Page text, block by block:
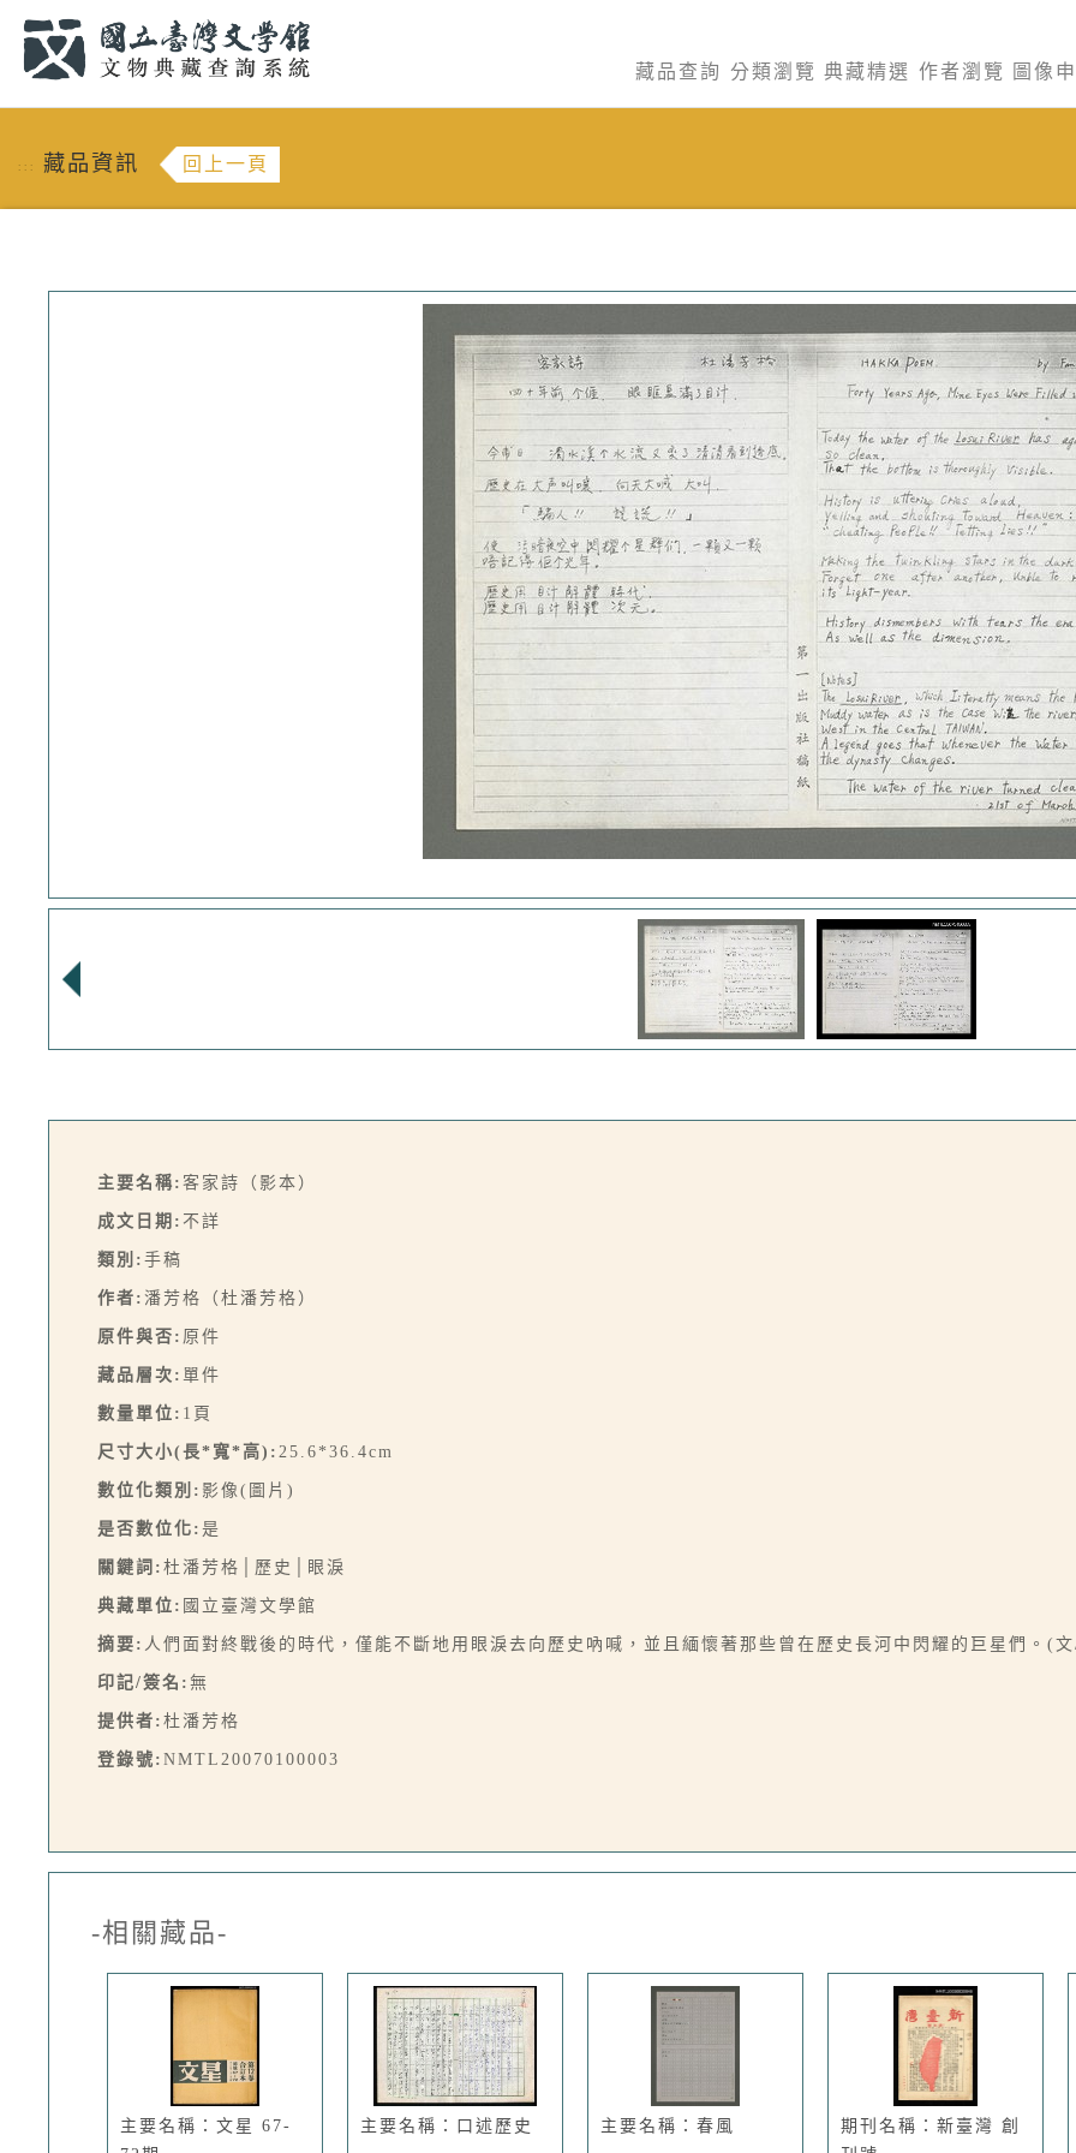
藏品查詢 分類瀏覽 典藏精選 作者瀏覽 圖像
::: 藏品資訊 回上一頁
主要名稱: 客家詩（影本）
成文日期: 不詳
類別: 手稿
作者: 潘芳格（杜潘芳格）
原件與否: 原件
藏品層次: 單件
數量單位: 1頁
尺寸大小(長*寬*高): 25.6*36.4cm
數位化類別: 影像(圖片)
是否數位化: 是
關鍵詞: 杜潘芳格│歷史│眼淚
典藏單位: 國立臺灣文學館
摘要: 人們面對終戰後的時代，僅能不斷地用眼淚去向歷史吶喊，並且緬懷著那些曾在歷史長河中閃耀的巨星們。(
印記/簽名: 無
提供者: 杜潘芳格
登錄號: NMTL20070100003
-相關藏品-
主要名稱：文星 67-
主要名稱：口述歷史 主要名稱：春風
期刊名稱：新臺灣 創